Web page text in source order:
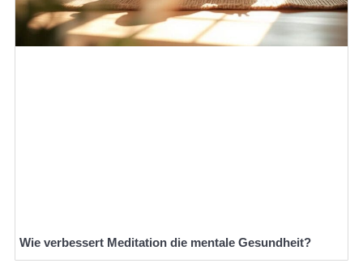
Wie verbessert Meditation die mentale Gesundheit?